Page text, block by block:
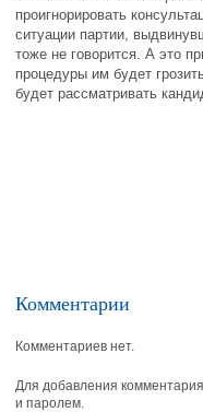
проигнорировать
ситуации партии,
тоже не говорится. А это
процедуры им будет
будет рассматривать
Комментарии
Комментариев нет.
Для добавления
и паролем.